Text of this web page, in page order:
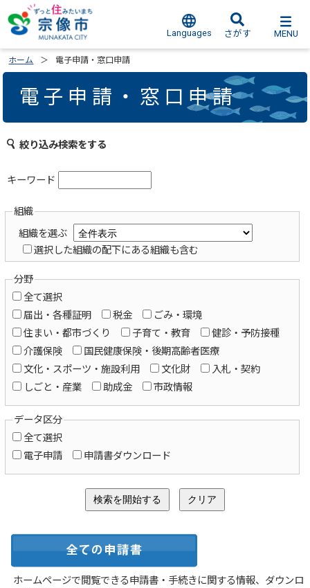
Languages さがす MENU
ホーム 電子申請・窓口申請
電子申請・窓口申請
絞り込み検索をする
キーワード
組織
組織を選ぶ
選択した組織の配下にある組織も含む
分野
全て選択
届出・各種証明
税金
ごみ・環境
住まい・都市づくり
子育て・教育
健診・予防接種
介護保険
国民健康保険・後期高齢者医療
文化・スポーツ・施設利用
文化財
入札・契約
しごと・産業
助成金 市政情報
データ区分
全て選択
電子申請
申請書ダウンロード
ホームページで閲覧できる申請書・手続きに関する情報、ダウンロ